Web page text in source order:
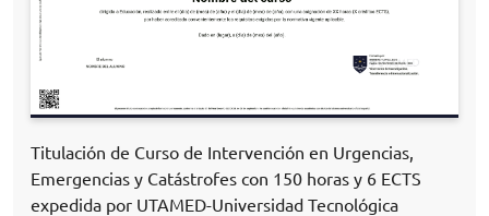
Titulación de Curso de Intervención en Urgencias,
Emergencias y Catástrofes con 150 horas y 6 ECTS
expedida por UTAMED-Universidad Tecnológica